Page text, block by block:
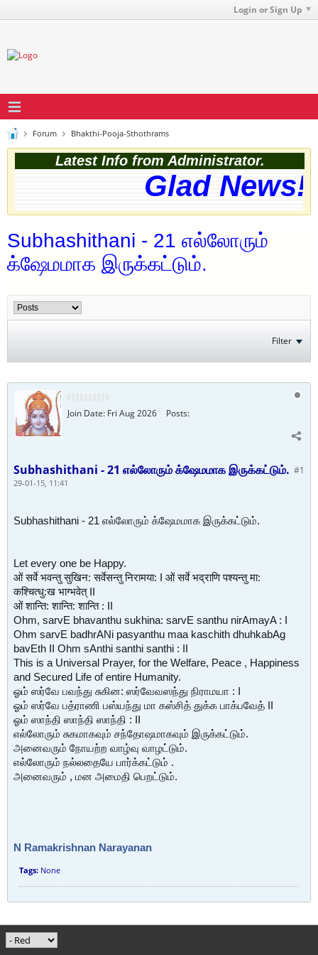
Login or Sign Up
Forum Bhakthi-Pooja-Sthothrams
Latest Info from Administrator.
Glad
Subhashithani - 21 எல்லோரும்
க்ஷேமமாக இருக்கட்டும்.
Filter
Join Date: Fri Aug 2026 Posts:
#1
Subhashithani - 21 எல்லோரும் க்ஷேமமாக இருக்கட்டும்.
29-01-15, 11:41
Subhashithani - 21 எல்லோரும் க்ஷேமமாக இருக்கட்டும்.
Let every one be Happy.
ओं सर्वे भवन्तु सुखिन: सर्वेसन्तु निरामया: I ओं सर्वे भद्राणि पश्यन्तु मा:
कश्चित्धु:ख भाग्भवेत् II
ओं शान्ति: शान्ति: शान्ति : II
Ohm, sarvE bhavanthu sukhina: sarvE santhu nirAmayA : I
Ohm sarvE badhrANi pasyanthu maa kaschith dhuhkabAg
bavEth II Ohm sAnthi santhi santhi : II
This is a Universal Prayer, for the Welfare, Peace , Happiness
and Secured Life of entire Humanity.
ஓம் ஸர்வே பவந்து சுகின: ஸர்வேவஸந்து நிராமயா : I
ஓம் ஸர்வே பத்ராணி பஸ்யந்து மா கஸ்சித் துக்க பாக்பவேத் II
ஓம் ஸாந்தி ஸாந்தி ஸாந்தி : II
எல்லோரும் சுகமாகவும் சந்தோஷமாகவும் இருக்கட்டும்.
அனைவரும் நோயற்ற வாழ்வு வாழட்டும்.
எல்லோரும் நல்லதையே பார்க்கட்டும் .
அனைவரும் , மன அமைதி பெறட்டும்.
N Ramakrishnan Narayanan
Tags: None